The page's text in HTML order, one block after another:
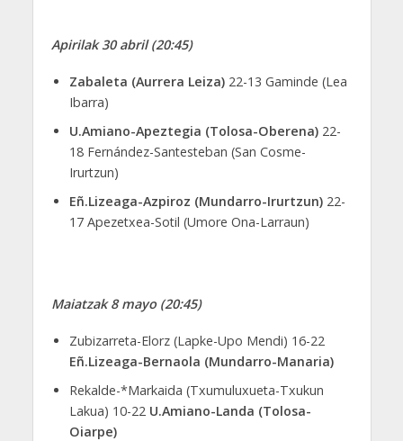
Apirilak 30 abril (20:45)
Zabaleta (Aurrera Leiza)22-13 Gaminde (Lea
Ibarra)
U.Amiano-Apeztegia (Tolosa-Oberena)22-
18 Fernández-Santesteban (San Cosme-
Irurtzun)
Eñ.Lizeaga-Azpiroz (Mundarro-Irurtzun)22-
17 Apezetxea-Sotil (Umore Ona-Larraun)
Maiatzak 8 mayo (20:45)
Zubizarreta-Elorz (Lapke-Upo Mendi) 16-22
Eñ.Lizeaga-Bernaola (Mundarro-Manaria)
Rekalde-*Markaida (Txumuluxueta-Txukun
Lakua) 10-22 U.Amiano-Landa (Tolosa-
Oiarpe)